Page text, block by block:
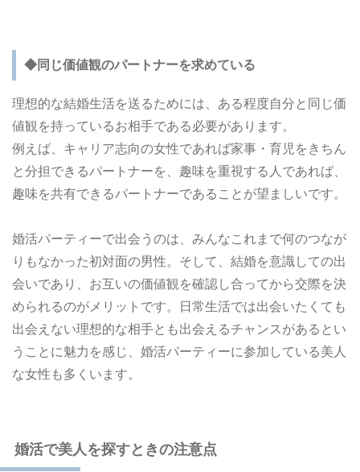
◆同じ価値観のパートナーを求めている
理想的な結婚生活を送るためには、ある程度自分と同じ価
値観を持っているお相手である必要があります。
例えば、キャリア志向の女性であれば家事・育児をきちん
と分担できるパートナーを、趣味を重視する人であれば、
趣味を共有できるパートナーであることが望ましいです。
婚活パーティーで出会うのは、みんなこれまで何のつなが
りもなかった初対面の男性。そして、結婚を意識しての出
会いであり、お互いの価値観を確認し合ってから交際を決
められるのがメリットです。日常生活では出会いたくても
出会えない理想的な相手とも出会えるチャンスがあるとい
うことに魅力を感じ、婚活パーティーに参加している美人
な女性も多くいます。
婚活で美人を探すときの注意点